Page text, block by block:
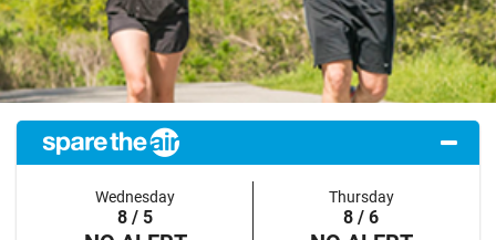
Wednesday
8 / 5
Thursday
8 / 6